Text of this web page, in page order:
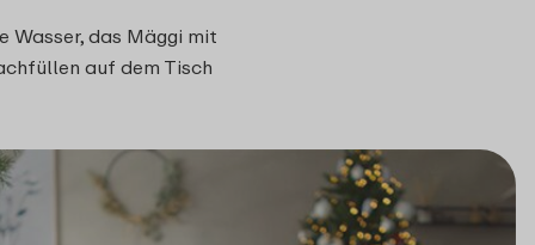
Wasser, das Mäggi mit
auf dem Tisch